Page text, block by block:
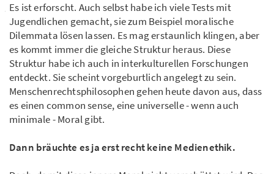
Es ist erforscht. Auch selbst habe ich viele Tests mit
Jugendlichen gemacht, sie zum Beispiel moralische
Dilemmata lösen lassen. Es mag erstaunlich klingen, aber
es kommt immer die gleiche Struktur heraus. Diese
Struktur habe ich auch in interkulturellen Forschungen
entdeckt. Sie scheint vorgeburtlich angelegt zu sein.
Menschenrechtsphilosophen gehen heute davon aus, dass
es einen common sense, eine universelle - wenn auch
minimale - Moral gibt.
Dann bräuchte es ja erst recht keine Medienethik.